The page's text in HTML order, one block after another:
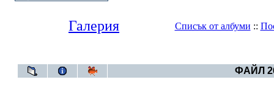
Галерия Списък от албуми ::
ФАЙЛ